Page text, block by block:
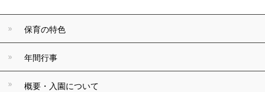
保育の特色
年間行事
概要・入園について